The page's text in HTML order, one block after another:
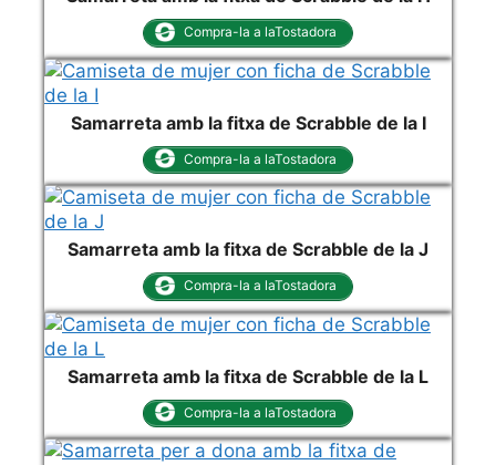
Compra-la a laTostadora
Samarreta amb la fitxa de Scrabble de la I
Compra-la a laTostadora
Samarreta amb la fitxa de Scrabble de la J
Compra-la a laTostadora
Samarreta amb la fitxa de Scrabble de la L
Compra-la a laTostadora